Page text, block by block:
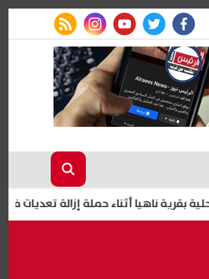
facebook
twitter
youtube
instagram
rss feed
أثناء حملة إزالة تعديات في كرداسة